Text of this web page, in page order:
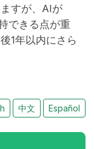
すが、AIが
できる点が重
1年以内にさら
中文 Español